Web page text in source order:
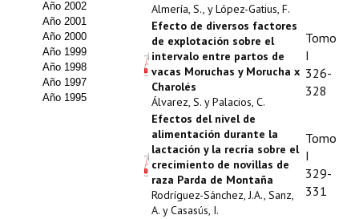
Políticas Editoriales
Propuesta Volumen Especial
Sello Calidad FECYT
Año 2002
Año 2001
Año 2000
Año 1999
Año 1998
Año 1997
Año 1995
Almería, S., y López-Gatius, F.
Efecto de diversos factores
de explotación sobre el
intervalo entre partos de
vacas Moruchas y Morucha x
Charolés
Álvarez, S. y Palacios, C.
Tomo
I
326-
328
Efectos del nivel de
alimentación durante la
lactación y la recría sobre el
crecimiento de novillas de
raza Parda de Montaña
Rodríguez-Sánchez, J.A., Sanz,
A. y Casasús, I.
Tomo
I
329-
331